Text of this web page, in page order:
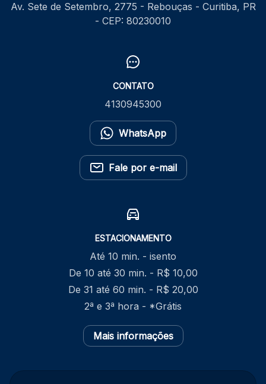
Av. Sete de Setembro, 2775 - Rebouças - Curitiba, PR
- CEP: 80230010
CONTATO
4130945300
WhatsApp
Fale por e-mail
ESTACIONAMENTO
Até 10 min. - isento
De 10 até 30 min. - R$ 10,00
De 31 até 60 min. - R$ 20,00
2ª e 3ª hora - *Grátis
Mais informações